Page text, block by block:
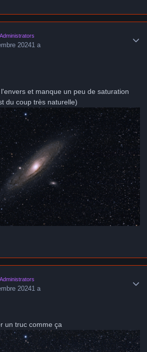
Administrators
20241 a
et manque un peu de saturation
du coup très naturelle)
Administrators
20241 a
un truc comme ça